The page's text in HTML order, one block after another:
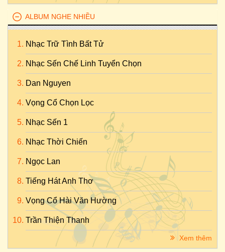
ALBUM NGHE NHIỀU
Nhạc Trữ Tình Bất Tử
Nhạc Sến Chế Linh Tuyển Chọn
Dan Nguyen
Vọng Cổ Chọn Lọc
Nhạc Sến 1
Nhạc Thời Chiến
Ngọc Lan
Tiếng Hát Anh Thơ
Vọng Cổ Hài Văn Hường
Trần Thiện Thanh
Xem thêm